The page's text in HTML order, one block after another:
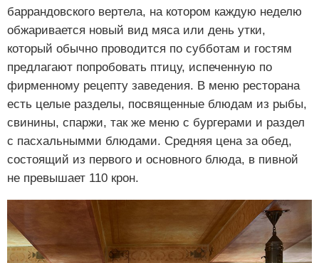
баррандовского вертела, на котором каждую неделю
обжаривается новый вид мяса или день утки,
который обычно проводится по субботам и гостям
предлагают попробовать птицу, испеченную по
фирменному рецепту заведения. В меню ресторана
есть целые разделы, посвященные блюдам из рыбы,
свинины, спаржи, так же меню с бургерами и раздел
с пасхальнымми блюдами. Средняя цена за обед,
состоящий из первого и основного блюда, в пивной
не превышает 110 крон.